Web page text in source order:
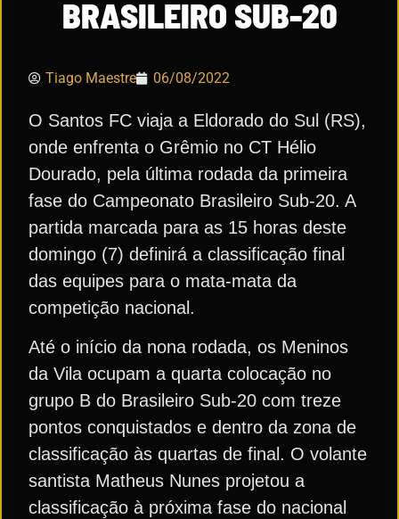
BRASILEIRO SUB-20
Tiago Maestre 06/08/2022
O Santos FC viaja a Eldorado do Sul (RS),
onde enfrenta o Grêmio no CT Hélio
Dourado, pela última rodada da primeira
fase do Campeonato Brasileiro Sub-20. A
partida marcada para as 15 horas deste
domingo (7) definirá a classificação final
das equipes para o mata-mata da
competição nacional.
Até o início da nona rodada, os Meninos
da Vila ocupam a quarta colocação no
grupo B do Brasileiro Sub-20 com treze
pontos conquistados e dentro da zona de
classificação às quartas de final. O volante
santista Matheus Nunes projetou a
classificação à próxima fase do nacional